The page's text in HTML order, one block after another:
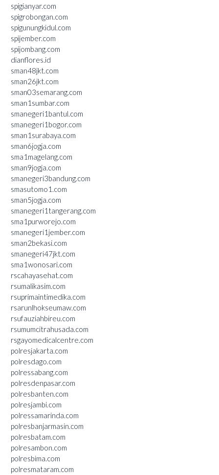
spigianyar.com
spigrobongan.com
spigunungkidul.com
spijember.com
spijombang.com
dianflores.id
sman48jkt.com
sman26jkt.com
sman03semarang.com
sman1sumbar.com
smanegeri1bantul.com
smanegeri1bogor.com
sman1surabaya.com
sman6jogja.com
sma1magelang.com
sman9jogja.com
smanegeri3bandung.com
smasutomo1.com
sman5jogja.com
smanegeri1tangerang.com
sma1purworejo.com
smanegeri1jember.com
sman2bekasi.com
smanegeri47jkt.com
sma1wonosari.com
rscahayasehat.com
rsumalikasim.com
rsuprimaintimedika.com
rsarunlhokseumaw.com
rsufauziahbireu.com
rsumumcitrahusada.com
rsgayomedicalcentre.com
polresjakarta.com
polresdago.com
polressabang.com
polresdenpasar.com
polresbanten.com
polresjambi.com
polressamarinda.com
polresbanjarmasin.com
polresbatam.com
polresambon.com
polresbima.com
polresmataram.com